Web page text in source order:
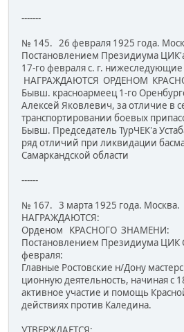
-------
№ 145. 26 февраля 1925 года.
Постановлением Президиума
17-го февраля с. г.
НАГРАЖДАЮТСЯ ОРДЕНОМ
Бывш. красноармеец 1-го
Але­ксей Яковлевич, за отличие в
транспортиро­вании боевых
Бывш. Председатель ТурЧЕК'а
ряд отличий при ликвидации
Самарканд­ской области
------
№ 167. 3 марта 1925 года. Москва.
НАГРАЖДАЮТСЯ:
Орденом КРАСНОГО ЗНАМЕНИ:
Постановлением Президиума ЦИК
февраля:
Главные Ростовские н/Дону
ционную деятельность, начиная с
активное участие и помощь
действиях против Каледина.